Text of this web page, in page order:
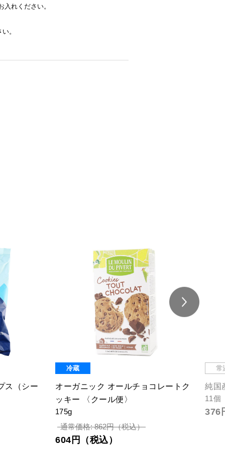
入れください。
。
ス（シー
冷蔵
オーガニック オールチョコレートク
ッキー 〈クール便〉
175g
通常価格: 862円（税込）
604円（税込）
常
純国
11個
376